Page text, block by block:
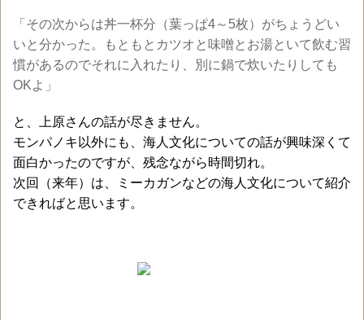
「その次からは丼一杯分（葉っぱ4～5枚）がちょうどい
いと分かった。もともとカツオと味噌とお湯といて飲む習
慣があるのでそれに入れたり、別に鍋で炊いたりしても
OKよ」
と、上原さんの話が尽きません。
モンパノキ以外にも、海人文化についての話が興味深くて
面白かったのですが、残念ながら時間切れ。
次回（来年）は、ミーカガンなどの海人文化について紹介
できればと思います。